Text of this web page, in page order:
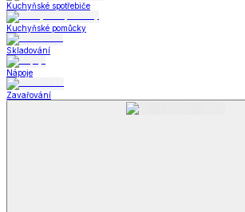
Kuchyňské spotřebiče
Kuchyňské pomůcky
Skladování
Nápoje
Zavařování